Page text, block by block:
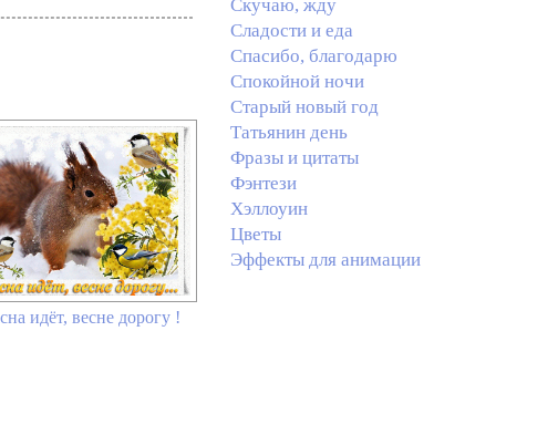
идёт, весне дорогу !
Скучаю, жду
Сладости и еда
Спасибо, благодарю
Спокойной ночи
Старый новый год
Татьянин день
Фразы и цитаты
Фэнтези
Хэллоуин
Цветы
Эффекты для анимации